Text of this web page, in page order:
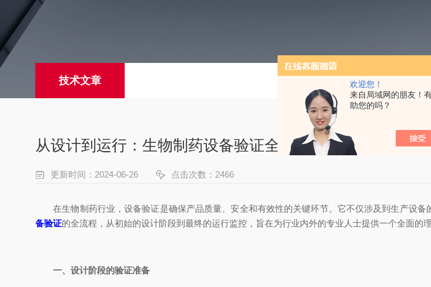
欢迎您！
来自局域网的朋友！
助您的吗？
技术文章
从设计到运行：生物制药设备验证全流程解析
更新时间：2024-06-26 点击次数：2466
在生物制药行业，设备验证是确保产品质量、安全和有效性的关键环节。它不仅涉及到生产设备
备验证的全流程，从初始的设计阶段到最终的运行监控，旨在为行业内外的专业人士提供一个全面的理
一、设计阶段的验证准备